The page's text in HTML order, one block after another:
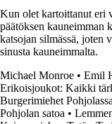
Kun olet kartoittanut eri
päätöksen kauneimman
katsojan silmässä, joten
sinusta kauneimmalta.
Michael Monroe • Emil
Erikoisjoukot: Kaikki
Burgerimiehet
Pohjolan satoa •